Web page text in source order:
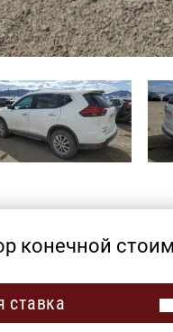
конечной
ставка